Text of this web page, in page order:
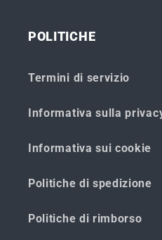
POLITICHE
Termini di servizio
Informativa sulla
Informativa sui cookie
Politiche di spedizione
Politiche di rimborso